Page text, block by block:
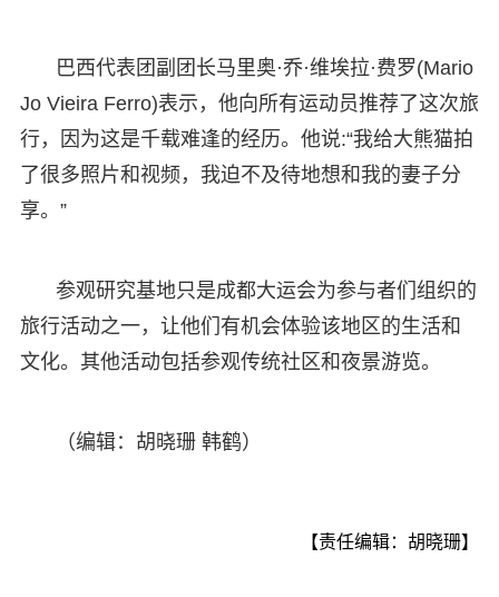
巴西代表团副团长马里奥·乔·维埃拉·费罗(Mario
Jo Vieira Ferro)表示，他向所有运动员推荐了这次旅
行，因为这是千载难逢的经历。他说:“我给大熊猫拍
了很多照片和视频，我迫不及待地想和我的妻子分
享。”
参观研究基地只是成都大运会为参与者们组织的
旅行活动之一，让他们有机会体验该地区的生活和
文化。其他活动包括参观传统社区和夜景游览。
（编辑：胡晓珊 韩鹤）
【责任编辑：胡晓珊】